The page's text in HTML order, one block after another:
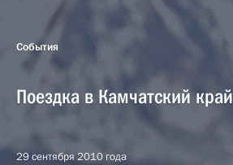
События
Поездка в Камчатский край
29 сентября 2010 года